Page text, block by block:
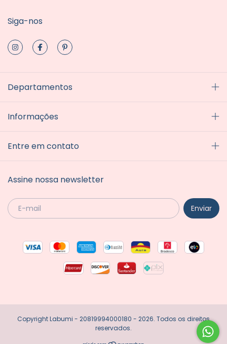
Siga-nos
Departamentos
Informações
Entre em contato
Assine nossa newsletter
Copyright Labumi - 20819994000180 - 2026. Todos os direitos
reservados.